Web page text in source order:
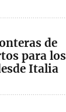
de
para los
Italia